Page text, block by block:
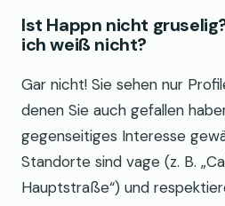
Ist Happn nicht
ich weiß nicht?
Gar nicht! Sie sehen nur
denen Sie auch gefallen
gegenseitiges Interesse
Standorte sind vage (z. B.
Hauptstraße“) und